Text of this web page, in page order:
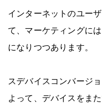
インターネットのユー
て、マーケティングに
になりつつあります。
スデバイスコンバージ
よって、デバイスをま